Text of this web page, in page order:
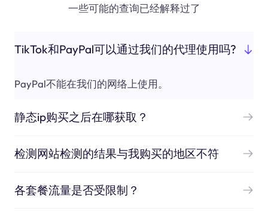
一些可能的查询已经解释过了
TikTok和PayPal可以通过我们的代理使用吗?
PayPal不能在我们的网络上使用。
静态ip购买之后在哪获取？
检测网站检测的结果与我购买的地区不符
各套餐流量是否受限制？